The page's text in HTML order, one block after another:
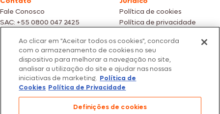
Fale Conosco
SAC: +55 0800 047 2425
Política de cookies
Política de privacidade
Fotos meramente ilustrativas | Ofertas válidas enquanto durarem os
estoques dos nossos parceiros | Vendas sujeitas a análise e confirmação
de dados.
Os preços, promoções e condições de pagamento são válidos
exclusivamente para compras efetuadas em nossos parceiros.
Todos os produtos estão sujeitos a disponibilidade de estoque.
São Paulo/SP – CEP 05.118-100
Ao clicar em "Aceitar todos os cookies", concorda
com o armazenamento de cookies no seu
dispositivo para melhorar a navegação no site,
analisar a utilização do site e ajudar nas nossas
iniciativas de marketing. Política de
Cookies Política de Privacidade
Definições de cookies